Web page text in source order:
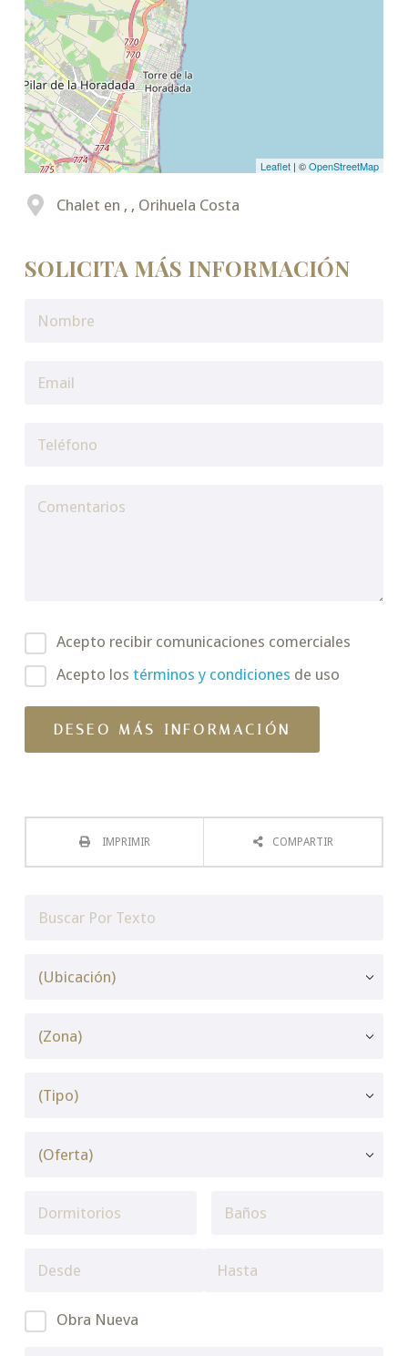
Leaflet | ©OpenStreetMap
Chalet en , , Orihuela Costa
SOLICITA MÁS INFORMACIÓN
Acepto recibir comunicaciones comerciales
Acepto los términos y condiciones de uso
IMPRIMIR COMPARTIR
Obra Nueva